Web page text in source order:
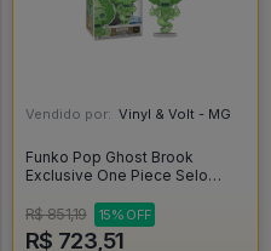
Vendido por: Vinyl & Volt - MG
Funko Pop Ghost Brook
Exclusive One Piece Selo
Glow Chase - One Piece
#2325
R$ 851,19 15% OFF
R$ 723,51